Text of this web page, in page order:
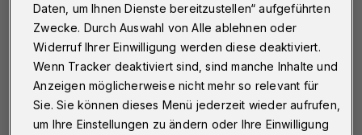
Daten, um Ihnen Dienste bereitzustellen“ aufgeführten
Zwecke. Durch Auswahl von Alle ablehnen oder
Widerruf Ihrer Einwilligung werden diese deaktiviert.
Wenn Tracker deaktiviert sind, sind manche Inhalte und
Anzeigen möglicherweise nicht mehr so relevant für
Sie. Sie können dieses Menü jederzeit wieder aufrufen,
um Ihre Einstellungen zu ändern oder Ihre Einwilligung